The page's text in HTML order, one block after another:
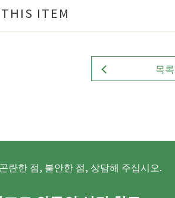
ITEM
목
란한 점, 불안한 점, 상담해 주십시오.